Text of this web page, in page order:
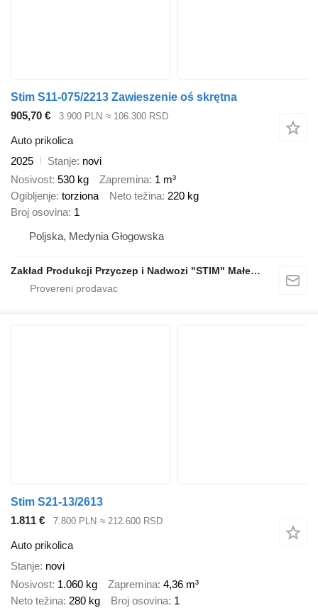
Stim S11-075/2213 Zawieszenie oś skrętna
905,70 €
3.900 PLN ≈ 106.300 RSD
Auto prikolica
2025
Stanje novi
Nosivost 530 kg Zapremina 1 m³
Ogibljenje torziona Neto težina 220 kg
Broj osovina 1
Poljska, Medynia Głogowska
Zakład Produkcji Przyczep i Nadwozi "STIM" Małecki s.j.
Stim S21-13/2613
1.811 €
7.800 PLN ≈ 212.600 RSD
Auto prikolica
Stanje novi
Nosivost 1.060 kg Zapremina 4,36 m³
Neto težina 280 kg Broj osovina 1